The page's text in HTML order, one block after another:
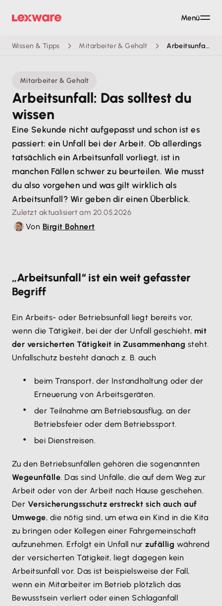
Wissen & Tipps Mitarbeiter & Gehalt Arbeitsunfall: Das solltest du wissen
Mitarbeiter & Gehalt
Arbeitsunfall: Das solltest du
wissen
Eine Sekunde nicht aufgepasst und schon ist es
passiert: ein Unfall bei der Arbeit. Ob allerdings
tatsächlich ein Arbeitsunfall vorliegt, ist in
manchen Fällen schwer zu beurteilen. Wie musst
du also vorgehen und was gilt wirklich als
Arbeitsunfall? Wir geben dir einen Überblick.
Zuletzt aktualisiert am 20.05.2026
Von Birgit Bohnert
„Arbeitsunfall“ ist ein weit gefasster
Begriff
Ein Arbeits- oder Betriebsunfall liegt bereits vor,
wenn die Tätigkeit, bei der der Unfall geschieht, mit
der versicherten Tätigkeit in Zusammenhang steht.
Unfallschutz besteht danach z. B. auch
beim Transport, der Instandhaltung oder der
Erneuerung von Arbeitsgeräten.
der Teilnahme am Betriebsausflug, an der
Betriebsfeier oder dem Betriebssport.
bei Dienstreisen.
Zu den Betriebsunfällen gehören die sogenannten
Wegeunfälle. Das sind Unfälle, die auf dem Weg zur
Arbeit oder von der Arbeit nach Hause geschehen.
Der Versicherungsschutz erstreckt sich auch auf
Umwege, die nötig sind, um etwa ein Kind in die Kita
zu bringen oder Kollegen einer Fahrgemeinschaft
aufzunehmen. Erfolgt ein Unfall nurzufällig während
der versicherten Tätigkeit, liegt dagegen kein
Arbeitsunfall vor. Das ist beispielsweise der Fall,
wenn ein Mitarbeiter im Betrieb plötzlich das
Bewusstsein verliert oder einen Schlaganfall
Menü